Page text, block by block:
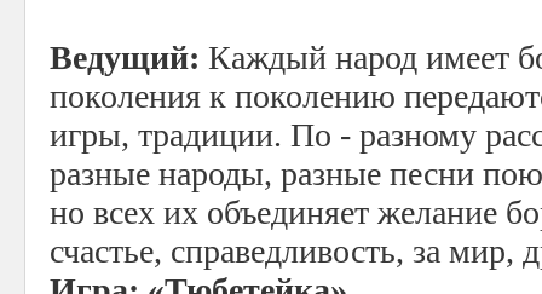
Ведущий: Каждый народ имеет
поколения к поколению
игры, традиции. По - разному
разные народы, разные песни
но всех их объединяет желание
счастье, справедливость, за мир,